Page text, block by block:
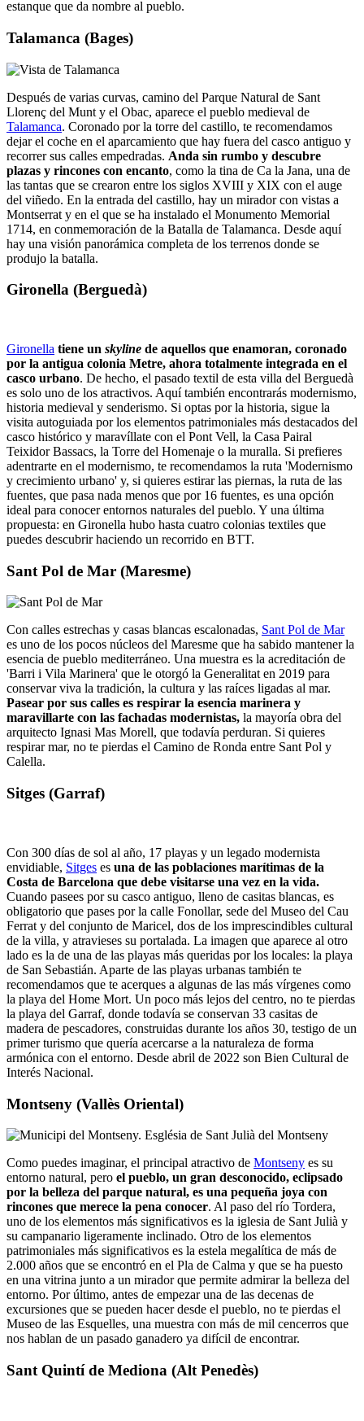
estanque que da nombre al pueblo.
Talamanca (Bages)
Después de varias curvas, camino del Parque Natural de Sant
Llorenç del Munt y el Obac, aparece el pueblo medieval de
Talamanca. Coronado por la torre del castillo, te recomendamos
dejar el coche en el aparcamiento que hay fuera del casco antiguo y
recorrer sus calles empedradas. Anda sin rumbo y descubre
plazas y rincones con encanto, como la tina de Ca la Jana, una de
las tantas que se crearon entre los siglos XVIII y XIX con el auge
del viñedo. En la entrada del castillo, hay un mirador con vistas a
Montserrat y en el que se ha instalado el Monumento Memorial
1714, en conmemoración de la Batalla de Talamanca. Desde aquí
hay una visión panorámica completa de los terrenos donde se
produjo la batalla.
Gironella (Berguedà)
Gironella tiene un skyline de aquellos que enamoran, coronado
por la antigua colonia Metre, ahora totalmente integrada en el
casco urbano. De hecho, el pasado textil de esta villa del Berguedà
es solo uno de los atractivos. Aquí también encontrarás modernismo,
historia medieval y senderismo. Si optas por la historia, sigue la
visita autoguiada por los elementos patrimoniales más destacados del
casco histórico y maravíllate con el Pont Vell, la Casa Pairal
Teixidor Bassacs, la Torre del Homenaje o la muralla. Si prefieres
adentrarte en el modernismo, te recomendamos la ruta 'Modernismo
y crecimiento urbano' y, si quieres estirar las piernas, la ruta de las
fuentes, que pasa nada menos que por 16 fuentes, es una opción
ideal para conocer entornos naturales del pueblo. Y una última
propuesta: en Gironella hubo hasta cuatro colonias textiles que
puedes descubrir haciendo un recorrido en BTT.
Sant Pol de Mar (Maresme)
Con calles estrechas y casas blancas escalonadas, Sant Pol de Mar
es uno de los pocos núcleos del Maresme que ha sabido mantener la
esencia de pueblo mediterráneo. Una muestra es la acreditación de
'Barri i Vila Marinera' que le otorgó la Generalitat en 2019 para
conservar viva la tradición, la cultura y las raíces ligadas al mar.
Pasear por sus calles es respirar la esencia marinera y
maravillarte con las fachadas modernistas, la mayoría obra del
arquitecto Ignasi Mas Morell, que todavía perduran. Si quieres
respirar mar, no te pierdas el Camino de Ronda entre Sant Pol y
Calella.
Sitges (Garraf)
Con 300 días de sol al año, 17 playas y un legado modernista
envidiable, Sitges es una de las poblaciones marítimas de la
Costa de Barcelona que debe visitarse una vez en la vida.
Cuando pasees por su casco antiguo, lleno de casitas blancas, es
obligatorio que pases por la calle Fonollar, sede del Museo del Cau
Ferrat y del conjunto de Maricel, dos de los imprescindibles cultural
de la villa, y atravieses su portalada. La imagen que aparece al otro
lado es la de una de las playas más queridas por los locales: la playa
de San Sebastián. Aparte de las playas urbanas también te
recomendamos que te acerques a algunas de las más vírgenes como
la playa del Home Mort. Un poco más lejos del centro, no te pierdas
la playa del Garraf, donde todavía se conservan 33 casitas de
madera de pescadores, construidas durante los años 30, testigo de un
primer turismo que quería acercarse a la naturaleza de forma
armónica con el entorno. Desde abril de 2022 son Bien Cultural de
Interés Nacional.
Montseny (Vallès Oriental)
Como puedes imaginar, el principal atractivo de Montseny es su
entorno natural, pero el pueblo, un gran desconocido, eclipsado
por la belleza del parque natural, es una pequeña joya con
rincones que merece la pena conocer. Al paso del río Tordera,
uno de los elementos más significativos es la iglesia de Sant Julià y
su campanario ligeramente inclinado. Otro de los elementos
patrimoniales más significativos es la estela megalítica de más de
2.000 años que se encontró en el Pla de Calma y que se ha puesto
en una vitrina junto a un mirador que permite admirar la belleza del
entorno. Por último, antes de empezar una de las decenas de
excursiones que se pueden hacer desde el pueblo, no te pierdas el
Museo de las Esquelles, una muestra con más de mil cencerros que
nos hablan de un pasado ganadero ya difícil de encontrar.
Sant Quintí de Mediona (Alt Penedès)